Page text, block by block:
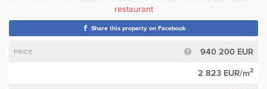
Share this property on Facebook
PRICE 940 200 EUR
2 823 EUR/m2